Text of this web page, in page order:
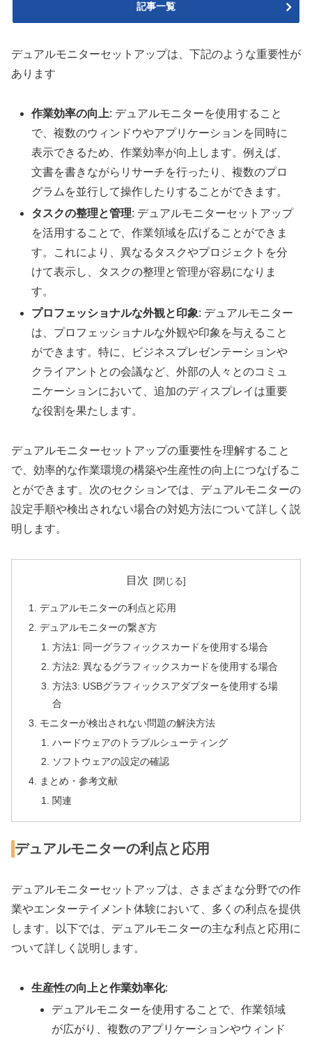
記事一覧
デュアルモニターセットアップは、下記のような重要性が
あります
作業効率の向上: デュアルモニターを使用すること
で、複数のウィンドウやアプリケーションを同時に
表示できるため、作業効率が向上します。例えば、
文書を書きながらリサーチを行ったり、複数のプロ
グラムを並行して操作したりすることができます。
タスクの整理と管理: デュアルモニターセットアップ
を活用することで、作業領域を広げることができま
す。これにより、異なるタスクやプロジェクトを分
けて表示し、タスクの整理と管理が容易になりま
す。
プロフェッショナルな外観と印象: デュアルモニター
は、プロフェッショナルな外観や印象を与えること
ができます。特に、ビジネスプレゼンテーションや
クライアントとの会議など、外部の人々とのコミュ
ニケーションにおいて、追加のディスプレイは重要
な役割を果たします。
デュアルモニターセットアップの重要性を理解すること
で、効率的な作業環境の構築や生産性の向上につなげるこ
とができます。次のセクションでは、デュアルモニターの
設定手順や検出されない場合の対処方法について詳しく説
明します。
目次
デュアルモニターの利点と応用
デュアルモニターの繋ぎ方
方法1: 同一グラフィックスカードを使用する場合
方法2: 異なるグラフィックスカードを使用する場合
方法3: USBグラフィックスアダプターを使用する場
合
モニターが検出されない問題の解決方法
ハードウェアのトラブルシューティング
ソフトウェアの設定の確認
まとめ・参考文献
関連
デュアルモニターの利点と応用
デュアルモニターセットアップは、さまざまな分野での作
業やエンターテイメント体験において、多くの利点を提供
します。以下では、デュアルモニターの主な利点と応用に
ついて詳しく説明します。
生産性の向上と作業効率化:
デュアルモニターを使用することで、作業領域
が広がり、複数のアプリケーションやウィンド